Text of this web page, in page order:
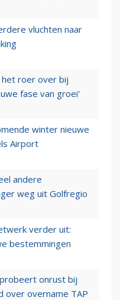
vluchten naar
het roer over bij
fase van groei'
winter nieuwe
Airport
andere
weg uit Golfregio
verder uit:
bestemmingen
onrust bij
over overname TAP